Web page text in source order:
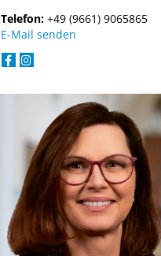
Telefon: +49 (9661) 9065865
E-Mail senden